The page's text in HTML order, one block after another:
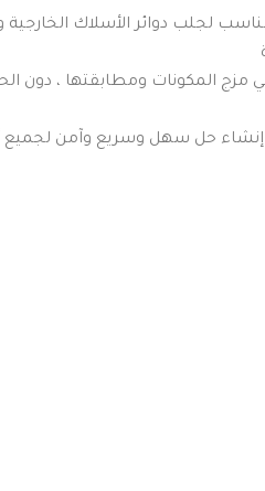
لجلب دوائر الأسلاك الخارجية
المكونات ومطابقتها ، دون
إنشاء حل سهل وسريع وآمن لجميع